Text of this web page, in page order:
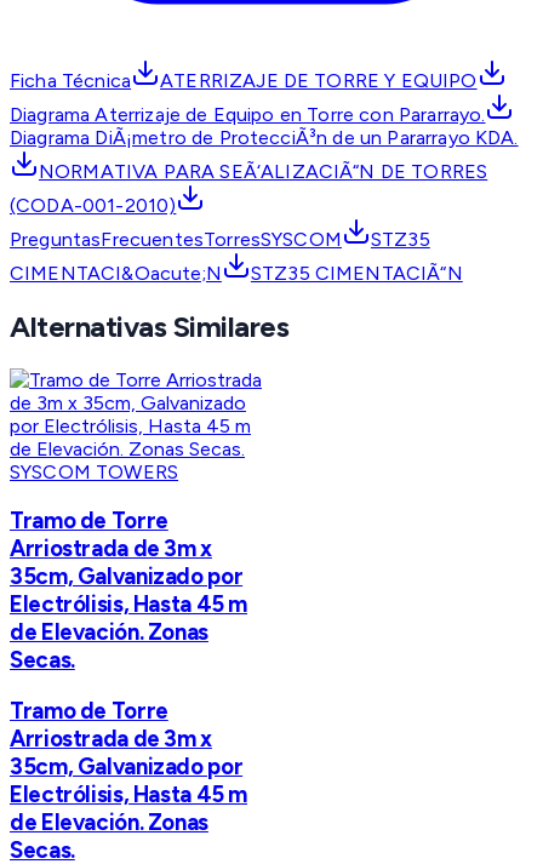
Ficha Técnica
ATERRIZAJE DE TORRE Y EQUIPO
Diagrama Aterrizaje de Equipo en Torre con Pararrayo.
Diagrama DiÃ¡metro de ProtecciÃ³n de un Pararrayo KDA.
NORMATIVA PARA SEÃ‘ALIZACIÃ“N DE TORRES
(CODA-001-2010)
PreguntasFrecuentesTorresSYSCOM
STZ35
CIMENTACI&Oacute;N
STZ35 CIMENTACIÃ“N
Alternativas Similares
SYSCOM TOWERS
Tramo de Torre
Arriostrada de 3m x
35cm, Galvanizado por
Electrólisis, Hasta 45 m
de Elevación. Zonas
Secas.
Tramo de Torre
Arriostrada de 3m x
35cm, Galvanizado por
Electrólisis, Hasta 45 m
de Elevación. Zonas
Secas.